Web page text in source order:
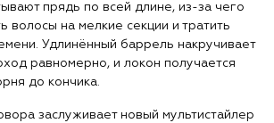
прядь по всей длине, из-за чего
волосы на мелкие секции и тратить
Удлинённый баррель накручивает
равномерно, и локон получается
до кончика.
заслуживает новый мультистайлер